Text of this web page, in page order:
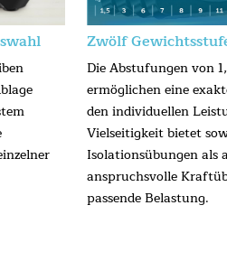
Zwölf
Die Abstufungen von
ermöglichen eine
den individuellen
Vielseitigkeit bietet
Isolationsübungen als
anspruchsvolle
passende Belastung.